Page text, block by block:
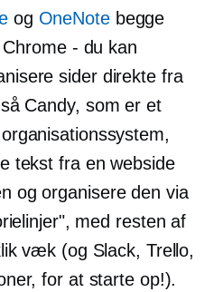
og OneNotebegge
- du kan
sider direkte fra
Candy, som er et
tekst fra en webside
og organisere den via
med resten af
væk (og Slack, Trello,
for at starte op!).